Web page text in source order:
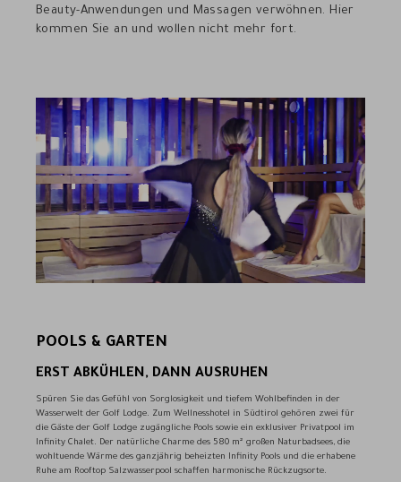
Beauty-Anwendungen und Massagen verwöhnen. Hier
kommen Sie an und wollen nicht mehr fort.
POOLS & GARTEN
ERST ABKÜHLEN, DANN AUSRUHEN
Spüren Sie das Gefühl von Sorglosigkeit und tiefem Wohlbefinden in der
Wasserwelt der Golf Lodge. Zum Wellnesshotel in Südtirol gehören zwei für
die Gäste der Golf Lodge zugängliche Pools sowie ein exklusiver Privatpool im
Infinity Chalet. Der natürliche Charme des 580 m² großen Naturbadsees, die
wohltuende Wärme des ganzjährig beheizten Infinity Pools und die erhabene
Ruhe am Rooftop Salzwasserpool schaffen harmonische Rückzugsorte.